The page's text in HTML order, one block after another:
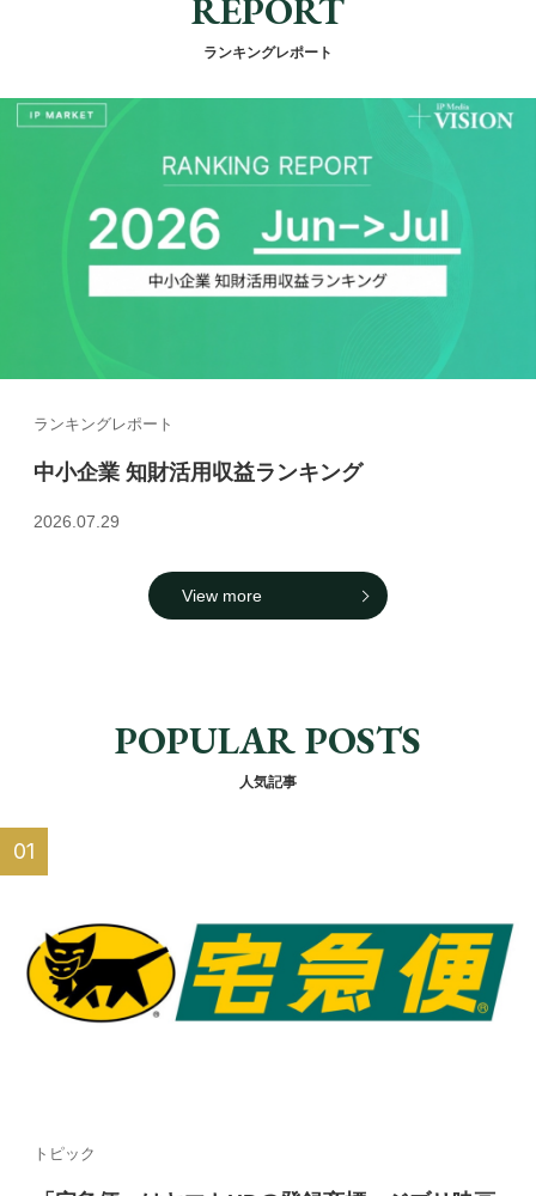
REPORT
ランキングレポート
ランキングレポート
中小企業 知財活用収益ランキング
2026.07.29
View more
POPULAR POSTS
人気記事
トピック